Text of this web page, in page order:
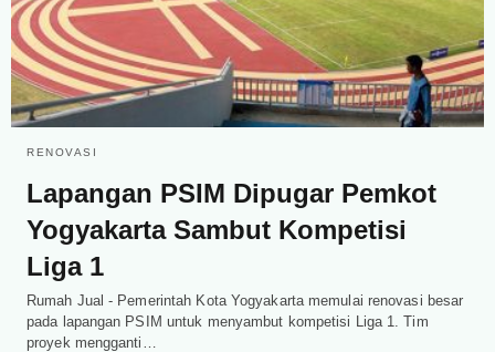
RENOVASI
Lapangan PSIM Dipugar Pemkot
Yogyakarta Sambut Kompetisi
Liga 1
Rumah Jual - Pemerintah Kota Yogyakarta memulai renovasi besar
pada lapangan PSIM untuk menyambut kompetisi Liga 1. Tim
proyek mengganti…